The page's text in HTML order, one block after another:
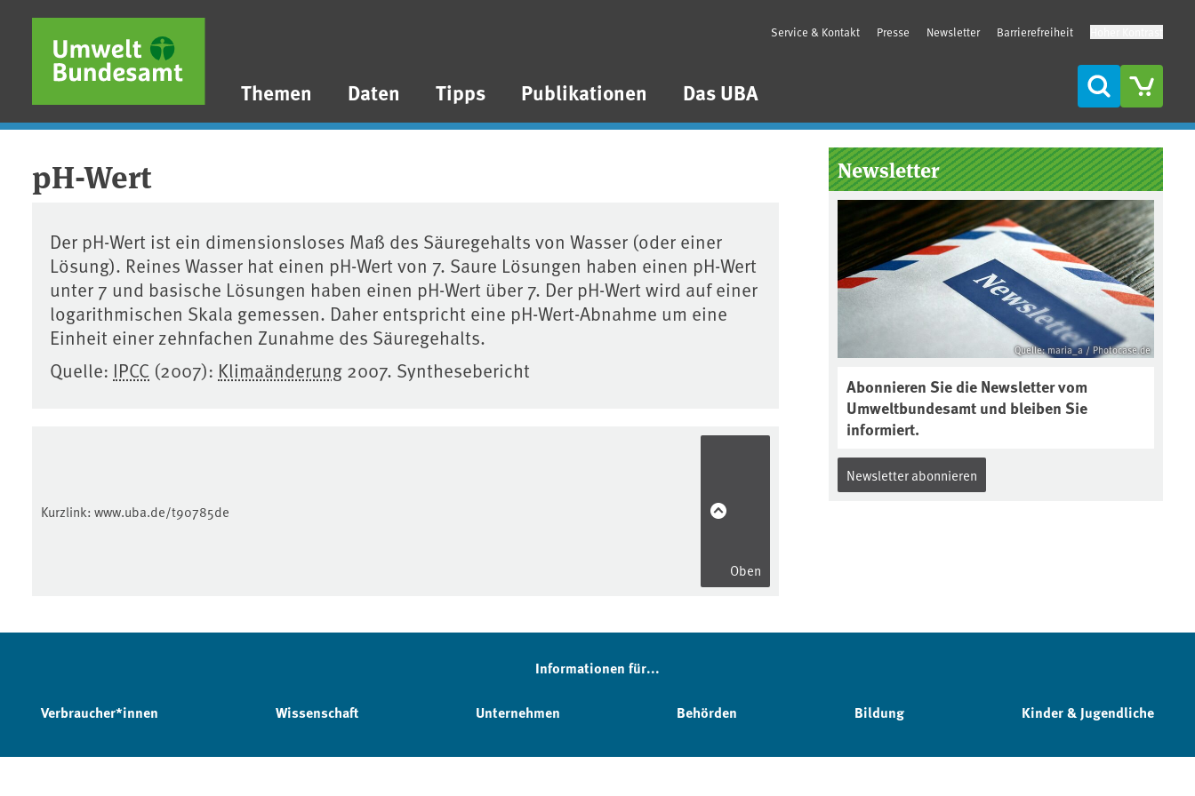
Direkt zum Inhalt
Direkt zum Hauptmenü
Direkt zur Fußzeile
Themen Daten Tipps Publikationen Das UBA
Service & Kontakt Presse Newsletter Barrierefreiheit
Suche
pH-Wert
Der pH-Wert ist ein dimensionsloses Maß des Säuregehalts von Wasser (oder einer
Lösung). Reines Wasser hat einen pH-Wert von 7. Saure Lösungen haben einen pH-Wert
unter 7 und basische Lösungen haben einen pH-Wert über 7. Der pH-Wert wird auf einer
logarithmischen Skala gemessen. Daher entspricht eine pH-Wert-Abnahme um eine
Einheit einer zehnfachen Zunahme des Säuregehalts.
Quelle: IPCC (2007): Klimaänderung 2007. Synthesebericht
Kurzlink: www.uba.de/t90785de
Oben
Seitenleiste
Newsletter
Quelle: maria_a / Photocase.de
Abonnieren Sie die Newsletter vom
Umweltbundesamt und bleiben Sie
informiert.
Newsletter abonnieren
Informationen für...
Verbraucher*innen Wissenschaft Unternehmen Behörden Bildung Kinder & Jugendliche